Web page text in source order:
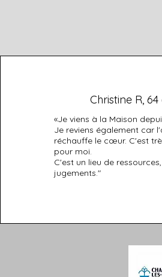
Christine R, 64
«Je viens à la Maison
Je reviens également car
réchauffe le cœur. C'est
pour moi.
C'est un lieu de
jugements."